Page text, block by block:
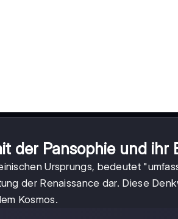
der Pansophie und ihr
Ursprungs, bedeutet
der Renaissance dar. Diese
Kosmos.